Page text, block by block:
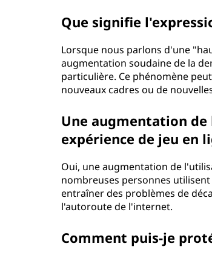
Que signifie
Lorsque nous parlons d'une
augmentation soudaine de la
particulière. Ce phénomène
nouveaux cadres ou de
Une augmentation
expérience de jeu en
Oui, une augmentation de
nombreuses personnes
entraîner des problèmes de
l'autoroute de l'internet.
Comment puis-je